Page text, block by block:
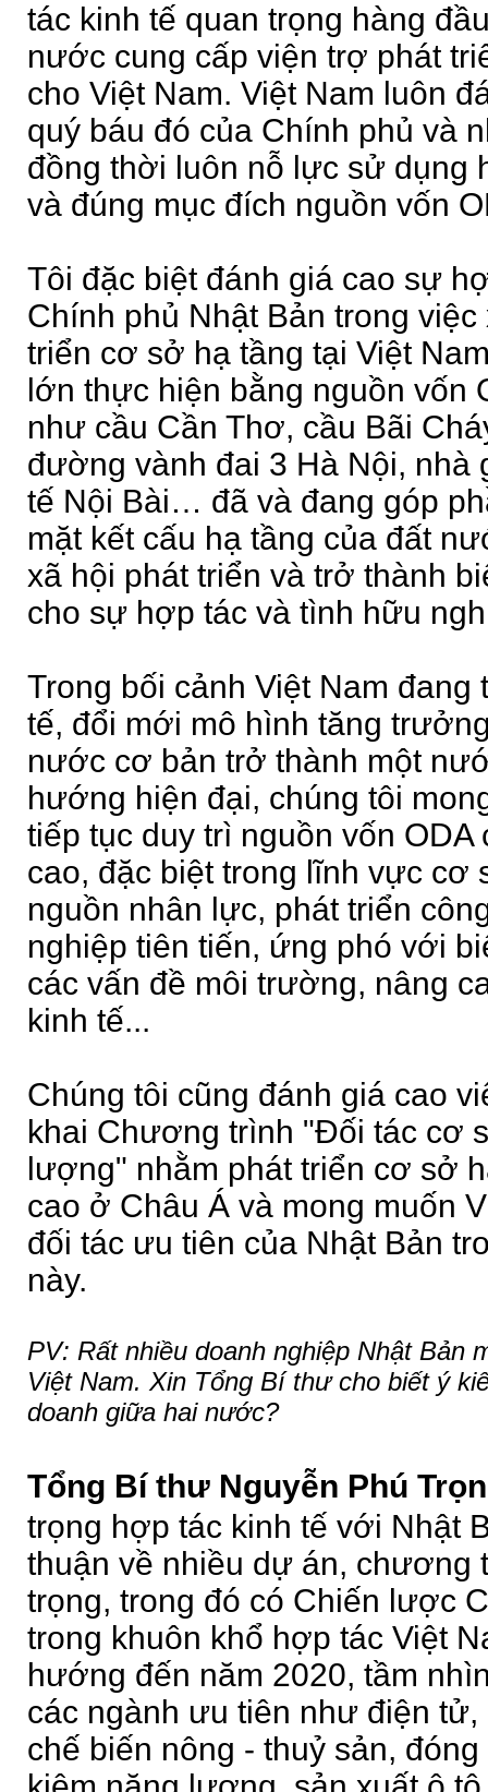
tác kinh tế quan trọng hàng
nước cung cấp viện trợ phát
cho Việt Nam. Việt Nam luôn
quý báu đó của Chính phủ và
đồng thời luôn nỗ lực sử dụng
và đúng mục đích nguồn vốn
Tôi đặc biệt đánh giá cao sự
Chính phủ Nhật Bản trong
triển cơ sở hạ tầng tại Việt
lớn thực hiện bằng nguồn vốn
như cầu Cần Thơ, cầu Bãi
đường vành đai 3 Hà Nội, nhà
tế Nội Bài… đã và đang góp
mặt kết cấu hạ tầng của đất
xã hội phát triển và trở thành
cho sự hợp tác và tình hữu
Trong bối cảnh Việt Nam đang
tế, đổi mới mô hình tăng
nước cơ bản trở thành một
hướng hiện đại, chúng tôi
tiếp tục duy trì nguồn vốn
cao, đặc biệt trong lĩnh vực cơ
nguồn nhân lực, phát triển
nghiệp tiên tiến, ứng phó với
các vấn đề môi trường, nâng
kinh tế...
Chúng tôi cũng đánh giá cao
khai Chương trình "Đối tác cơ
lượng" nhằm phát triển cơ sở
cao ở Châu Á và mong muốn
đối tác ưu tiên của Nhật Bản
này.
PV: Rất nhiều doanh nghiệp Nhật Bản
Việt Nam. Xin Tổng Bí thư cho biết ý
doanh giữa hai nước?
Tổng Bí thư Nguyễn Phú
trọng hợp tác kinh tế với Nhật
thuận về nhiều dự án, chương
trọng, trong đó có Chiến lược
trong khuôn khổ hợp tác Việt
hướng đến năm 2020, tầm
các ngành ưu tiên như điện
chế biến nông - thuỷ sản,